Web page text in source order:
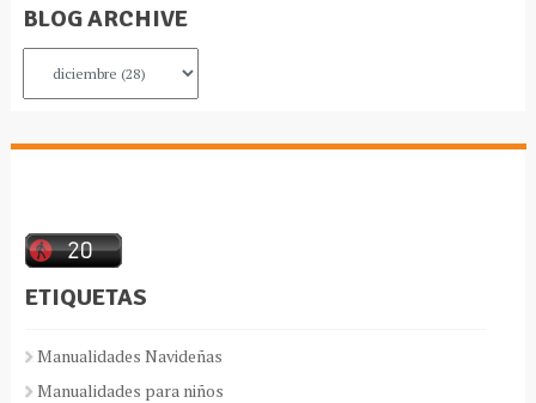
BLOG ARCHIVE
ETIQUETAS
Manualidades Navideñas
Manualidades para niños